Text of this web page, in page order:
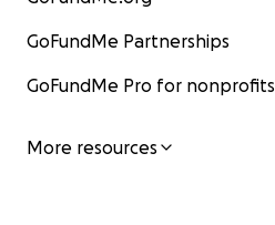
GoFundMe Partnerships
GoFundMe Pro for nonprofits
More resources